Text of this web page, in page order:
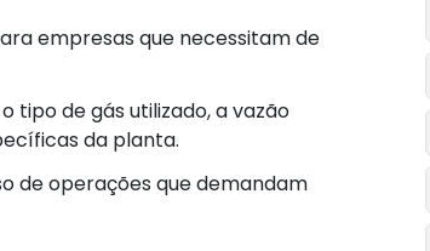
empresas que necessitam de
tipo de gás utilizado, a vazão
da planta.
de operações que demandam